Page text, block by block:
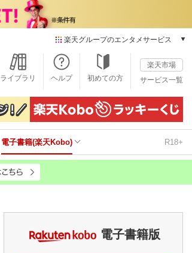
楽天グループのエンタメサービス
本/ゲーム/CD/DVD
楽天ブックス
電子書籍
楽天Kobo
雑誌読み放題
楽天ミュージック
楽天TV
Rakuten PLAY
無料テレビ
Rチャンネル
ライブラリ ヘルプ 初めての方
楽天市場
サービス一覧
電子書籍(楽天Kobo) R18+
電子書籍版